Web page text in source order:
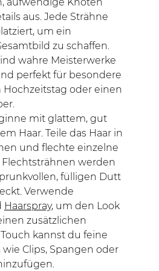
aus. Jede Strähne
um ein
zu schaffen.
wahre Meisterwerke
perfekt für besondere
Hochzeitstag oder einen
mit glattem, gut
Haar. Teile das Haar in
und flechte einzelne
Flechtsträhnen werden
fülligen Dutt
Verwende
Haarspray, um den Look
zusätzlichen
kannst du feine
wie Clips, Spangen oder